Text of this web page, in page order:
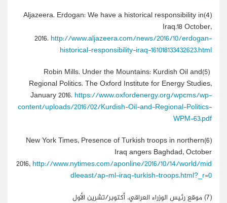
(4)
Aljazeera. Erdogan: We have a historical responsibility in
Iraq.18 October,
2016. http://www.aljazeera.com/news/2016/10/erdogan-
historical-responsibility-iraq-161018133432623.html
(5)
Robin Mills. Under the Mountains: Kurdish Oil and
Regional Politics. The Oxford Institute for Energy Studies,
January 2016. https://www.oxfordenergy.org/wpcms/wp-
content/uploads/2016/02/Kurdish-Oil-and-Regional-Politics-
WPM-63.pdf
(6)
New York Times, Presence of Turkish troops in northern
Iraq angers Baghdad, October
2016, http://www.nytimes.com/aponline/2016/10/14/world/mid
dleeast/ap-ml-iraq-turkish-troops.html?_r=0
(7)
موقع رئيس الوزراء العراقي، أكتوبر/تشرين الأول